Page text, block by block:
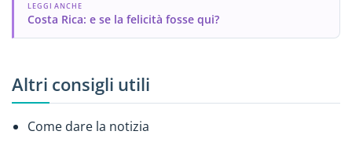
LEGGI ANCHE
Costa Rica: e se la felicità fosse qui?
Altri consigli utili
Come dare la notizia